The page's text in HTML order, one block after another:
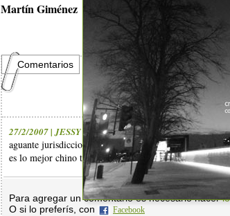
Martín Giménez
Comentarios
27/2/2007 | JESSY
aguante jurisdiccion nacional !!!!!!!!!!!
es lo mejor chino te amo besossssssss
Para agregar un comentario es necesario hacer
O si lo preferís, con
Facebook